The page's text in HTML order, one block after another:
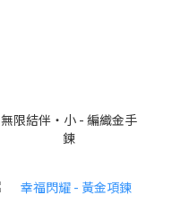
無限結伴・小 - 編織金手
鍊